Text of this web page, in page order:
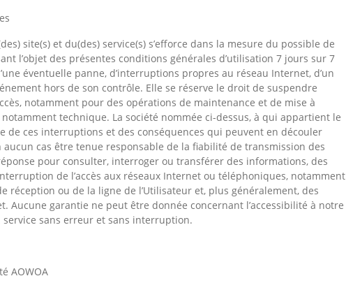
site(s) et du(des) service(s) s’efforce dans la mesure du possible de
l’objet des présentes conditions générales d’utilisation 7 jours sur 7
éventuelle panne, d’interruptions propres au réseau Internet, d’un
hors de son contrôle. Elle se réserve le droit de suspendre
notamment pour des opérations de maintenance et de mise à
technique. La société nommée ci-dessus, à qui appartient le
de ces interruptions et des conséquences qui peuvent en découler
aucun cas être tenue responsable de la fiabilité de transmission des
pour consulter, interroger ou transférer des informations, des
de l’accès aux réseaux Internet ou téléphoniques, notamment
réception ou de la ligne de l’Utilisateur et, plus généralement, des
Aucune garantie ne peut être donnée concernant l’accessibilité à notre
sans erreur et sans interruption.
AOWOA